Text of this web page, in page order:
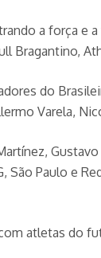
a força e
Bragantino,
do
Varela,
Paulo e
atletas do